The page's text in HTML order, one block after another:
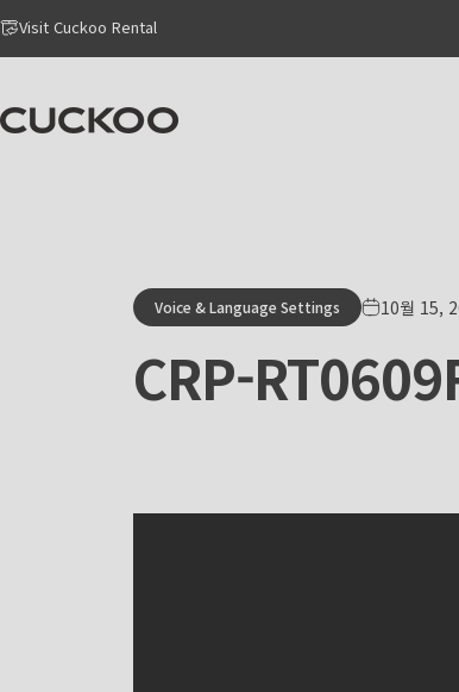
Skip to content
Go to Accessibility Statement Page
Visit Cuckoo Rental
CUCKOO America
Voice & Language Settings 10월 15,
CRP-